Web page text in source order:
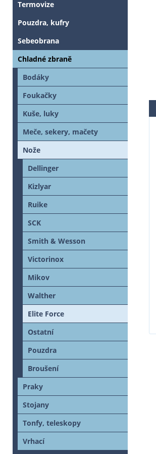
Termovize
Pouzdra, kufry
Sebeobrana
Chladné zbraně
Bodáky
Foukačky
Kuše, luky
Meče, sekery, mačety
Nože
Dellinger
Kizlyar
Ruike
SCK
Smith & Wesson
Victorinox
Mikov
Walther
Elite Force
Ostatní
Pouzdra
Broušení
Praky
Stojany
Tonfy, teleskopy
Vrhací